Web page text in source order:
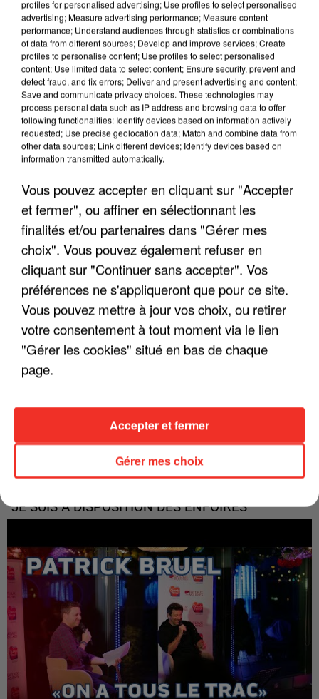
LES INTERVIEWS CHANTE
FRANCE
Voir plus
"JE SUIS À DISPOSITION DES ENFOIRÉS"
profiles for personalised advertising; Use profiles to select personalised
advertising; Measure advertising performance; Measure content
performance; Understand audiences through statistics or combinations
of data from different sources; Develop and improve services; Create
profiles to personalise content; Use profiles to select personalised
content; Use limited data to select content; Ensure security, prevent and
detect fraud, and fix errors; Deliver and present advertising and content;
Save and communicate privacy choices. These technologies may
process personal data such as IP address and browsing data to offer
following functionalities: Identify devices based on information actively
requested; Use precise geolocation data; Match and combine data from
other data sources; Link different devices; Identify devices based on
information transmitted automatically.
Vous pouvez accepter en cliquant sur "Accepter
et fermer", ou affiner en sélectionnant les
finalités et/ou partenaires dans "Gérer mes
choix". Vous pouvez également refuser en
cliquant sur "Continuer sans accepter". Vos
préférences ne s'appliqueront que pour ce site.
Vous pouvez mettre à jour vos choix, ou retirer
votre consentement à tout moment via le lien
"Gérer les cookies" situé en bas de chaque
page.
Gérer mes choix
Accepter et fermer